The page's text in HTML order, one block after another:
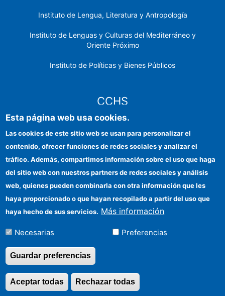
Instituto de Lengua, Literatura y Antropología
Instituto de Lenguas y Culturas del Mediterráneo y
Oriente Próximo
Instituto de Políticas y Bienes Públicos
CCHS
Identidad institucional
Ayudas FEDER
Organismos financiadores
Contacto
Cómo llegar
©Copyright 2026 Todos los derechos reservados
Esta página web usa cookies.
Las cookies de este sitio web se usan para personalizar el
contenido, ofrecer funciones de redes sociales y analizar el
tráfico. Además, compartimos información sobre el uso que haga
del sitio web con nuestros partners de redes sociales y análisis
web, quienes pueden combinarla con otra información que les
haya proporcionado o que hayan recopilado a partir del uso que
haya hecho de sus servicios. Más información
Necesarias Preferencias
Guardar preferencias
Rechazar todas
Aceptar todas